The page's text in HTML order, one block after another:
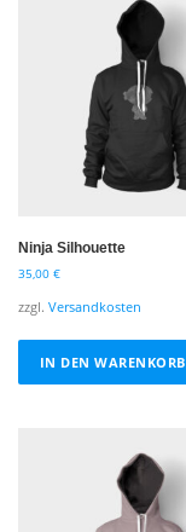
Ninja Silhouette
35,00 €
zzgl. Versandkosten
IN DEN WARENKORB